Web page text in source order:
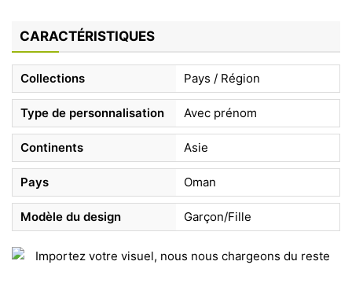
CARACTÉRISTIQUES
Collections Pays / Région
Type de personnalisation Avec prénom
Continents Asie
Pays Oman
Modèle du design Garçon/Fille